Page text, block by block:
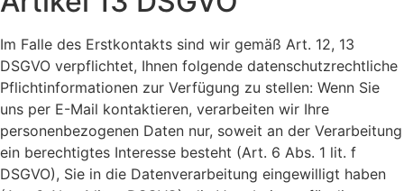
Im Falle des Erstkontakts sind wir gemäß Art. 12, 13
DSGVO verpflichtet, Ihnen folgende datenschutzrechtliche
Pflichtinformationen zur Verfügung zu stellen: Wenn Sie
uns per E-Mail kontaktieren, verarbeiten wir Ihre
personenbezogenen Daten nur, soweit an der Verarbeitung
ein berechtigtes Interesse besteht (Art. 6 Abs. 1 lit. f
DSGVO), Sie in die Datenverarbeitung eingewilligt haben